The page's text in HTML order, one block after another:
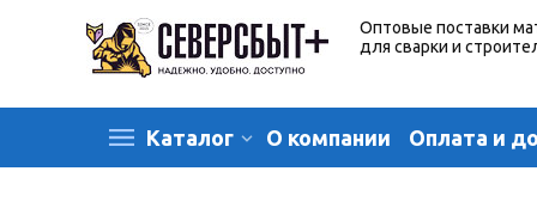
Оптовые поставки
для сварки и
Каталог О компании Оплата и